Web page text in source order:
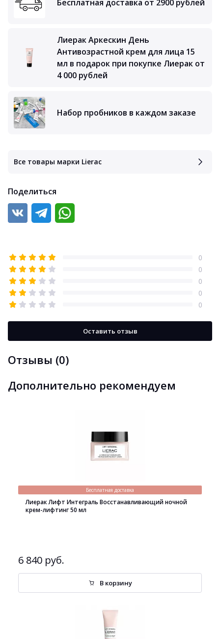
Бесплатная доставка от 2900 рублей
Лиерак Аркескин День
Антивозрастной крем для лица 15
мл в подарок при покупке Лиерак от
4 000 рублей
Набор пробников в каждом заказе
Все товары марки Lierac
Поделиться
Отзывы (0)
0
0
0
0
0
Оставить отзыв
Дополнительно рекомендуем
Бесплатная доставка
Лиерак Лифт Интеграль Восстанавливающий ночной
крем-лифтинг 50 мл
6 840 руб.
В корзину